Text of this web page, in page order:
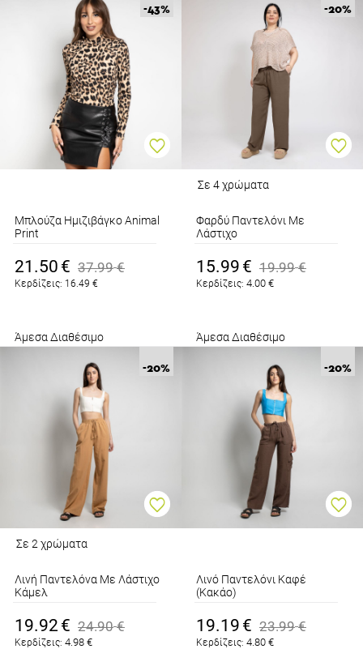
-43%
Μπλούζα Ημιζιβάγκο Animal
Print
21.50 € 37.99 €
Κερδίζεις: 16.49 €
Άμεσα Διαθέσιμο
-20%
Σε 4 χρώματα
Φαρδύ Παντελόνι Με
Λάστιχο
15.99 € 19.99 €
Κερδίζεις: 4.00 €
Άμεσα Διαθέσιμο
-20%
Σε 2 χρώματα
Λινή Παντελόνα Με Λάστιχο
Κάμελ
19.92 € 24.90 €
Κερδίζεις: 4.98 €
-20%
Λινό Παντελόνι Καφέ
(Κακάο)
19.19 € 23.99 €
Κερδίζεις: 4.80 €